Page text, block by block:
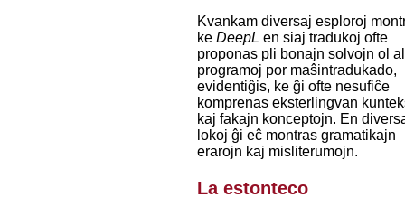
Kvankam diversaj esploroj
keDeepL en siaj tradukoj ofte
proponas pli bonajn solvojn ol
programoj por maŝintradukado,
evidentiĝis, ke ĝi ofte nesufiĉe
komprenas eksterlingvan
kaj fakajn konceptojn. En
lokoj ĝi eĉ montras gramatikajn
erarojn kaj misliterumojn.
La estonteco